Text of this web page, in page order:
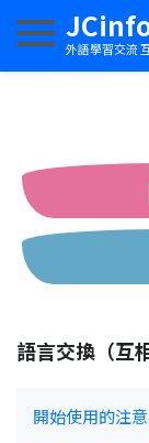
外語學習交流
切換導航
語言交換（互
開始使用的注